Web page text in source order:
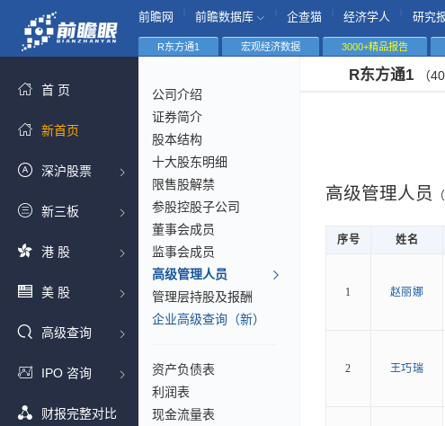
前瞻网 前瞻数据库 企查猫 经济学人 研究
首 页
新首页
深沪股票
新三板
港 股
美 股
高级查询
IPO 咨询
财报完整对比
R东方通1 宏观经济数据 3000+精品报告
公司介绍
证券简介
股本结构
十大股东明细
限售股解禁
参股控股子公司
董事会成员
监事会成员
高级管理人员
管理层持股及报酬
企业高级查询（新）
资产负债表
利润表
现金流量表
R东方通1 （
高级管理人员
序号 姓名
1 赵丽娜
2 王巧瑞